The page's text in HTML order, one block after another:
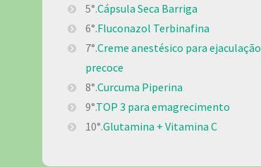
5°.Cápsula Seca Barriga
6°.Fluconazol Terbinafina
7°.Creme anestésico para ejaculação
precoce
8°.Curcuma Piperina
9°.TOP 3 para emagrecimento
10°.Glutamina + Vitamina C